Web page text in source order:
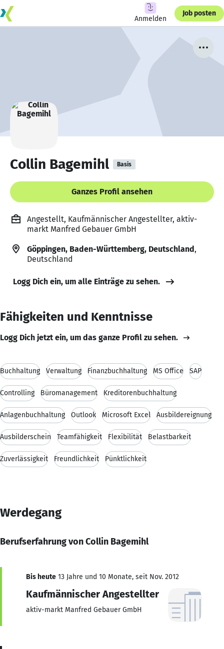
Anmelden
Job posten
Collin Bagemihl Basis
Ganzes Profil ansehen
Angestellt, Kaufmännischer Angestellter, aktiv-
markt Manfred Gebauer GmbH
Göppingen, Baden-Württemberg, Deutschland,
Deutschland
Logg Dich ein, um alle Einträge zu sehen.
Fähigkeiten und Kenntnisse
Logg Dich jetzt ein, um das ganze Profil zu sehen.
Buchhaltung Verwaltung Finanzbuchhaltung MS Office SAP
Controlling Büromanagement Kreditorenbuchhaltung
Anlagenbuchhaltung Outlook Microsoft Excel Ausbildereignung
Ausbilderschein Teamfähigkeit Flexibilität Belastbarkeit
Zuverlässigkeit Freundlichkeit Pünktlichkeit
Werdegang
Berufserfahrung von Collin Bagemihl
Bis heute 13 Jahre und 10 Monate, seit Nov. 2012
Kaufmännischer Angestellter
aktiv-markt Manfred Gebauer GmbH